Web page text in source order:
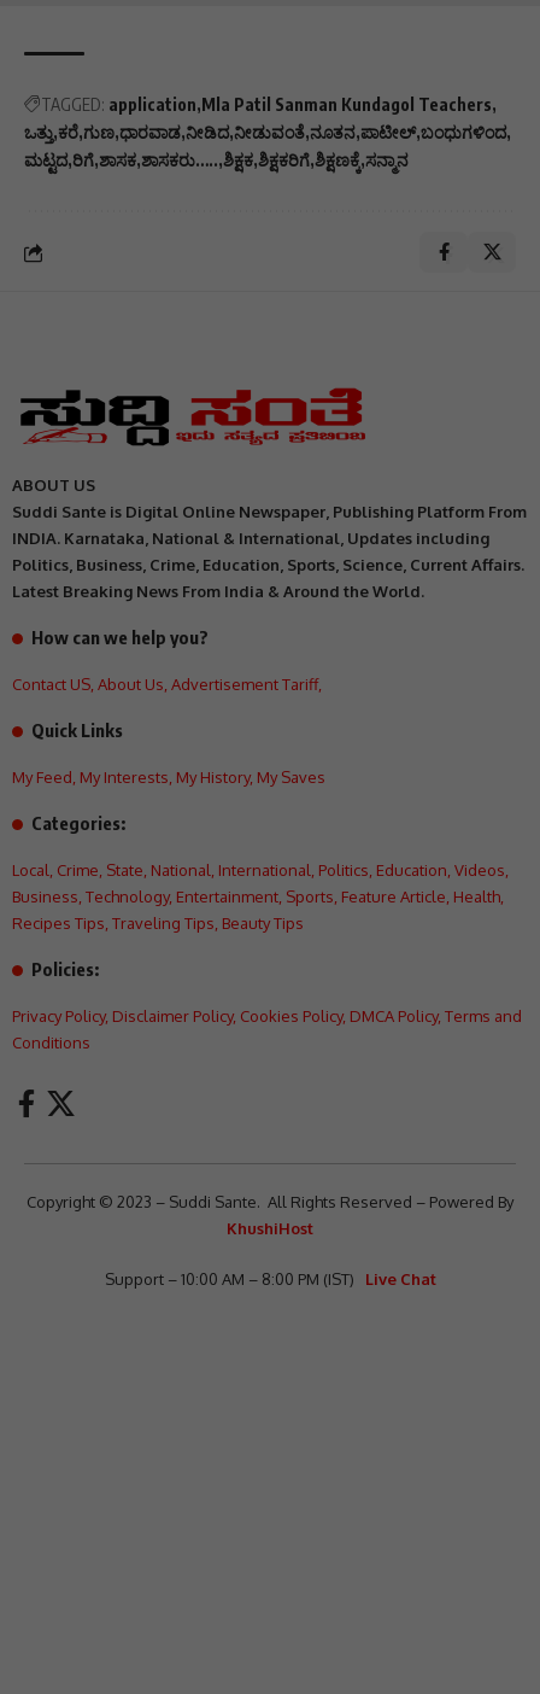
TAGGED: application Mla Patil Sanman Kundagol Teachers
ಒತ್ತು ಕರೆ ಗುಣ ಧಾರವಾಡ ನೀಡಿದ ನೀಡುವಂತೆ ನೂತನ ಪಾಟೀಲ್ ಬಂಧುಗಳಿಂದ
ಮಟ್ಟದ ರಿಗೆ ಶಾಸಕ ಶಾಸಕರು….. ಶಿಕ್ಷಕ ಶಿಕ್ಷಕರಿಗೆ ಶಿಕ್ಷಣಕ್ಕೆ ಸನ್ಮಾನ
ABOUT US
Suddi Sante is Digital Online Newspaper, Publishing Platform From
INDIA. Karnataka, National & International, Updates including
Politics, Business, Crime, Education, Sports, Science, Current Affairs.
Latest Breaking News From India & Around the World.
How can we help you?
Contact US About Us Advertisement Tariff,
Quick Links
My Feed My Interests My History, My Saves
Categories:
Local Crime State National International Politics Education Videos
Business Technology, Entertainment Sports Feature Article Health
Recipes Tips Traveling Tips Beauty Tips
Policies:
Privacy Policy, Disclaimer Policy, Cookies Policy, DMCA Policy, Terms and
Conditions
Copyright © 2023 – Suddi Sante. All Rights Reserved – Powered By
KhushiHost
Support – 10:00 AM – 8:00 PM (IST) Live Chat